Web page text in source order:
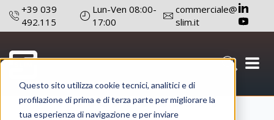
Questo sito utilizza cookie tecnici, analitici e di
profilazione di prima e di terza parte per migliorare la
tua esperienza di navigazione e per inviare
+39 039
492.115
Lun-Ven 08:00-
17:00
commerciale@
slim.it
Interruttori